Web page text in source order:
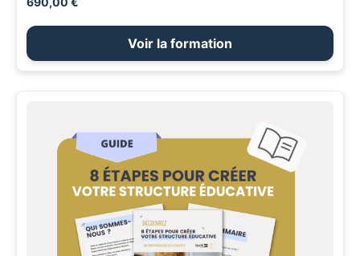
Voir la formation